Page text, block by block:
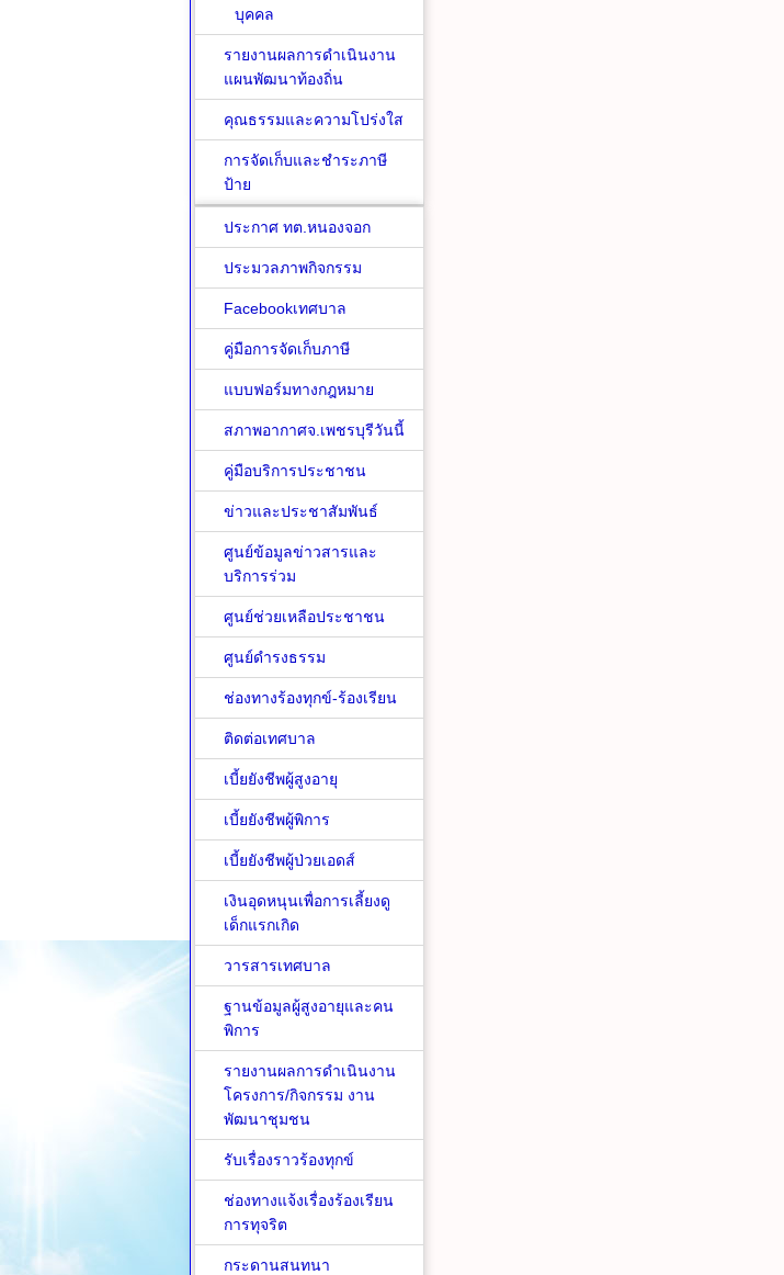
บุคคล
รายงานผลการดำเนินงาน
แผนพัฒนาท้องถิ่น
คุณธรรมและความโปร่งใส
การจัดเก็บและชำระภาษี
ป้าย
ประกาศ ทต.หนองจอก
ประมวลภาพกิจกรรม
Facebookเทศบาล
คู่มือการจัดเก็บภาษี
แบบฟอร์มทางกฎหมาย
สภาพอากาศจ.เพชรบุรีวันนี้
คู่มือบริการประชาชน
ข่าวและประชาสัมพันธ์
ศูนย์ข้อมูลข่าวสารและ
บริการร่วม
ศูนย์ช่วยเหลือประชาชน
ศูนย์ดำรงธรรม
ช่องทางร้องทุกข์-ร้องเรียน
ติดต่อเทศบาล
เบี้ยยังชีพผู้สูงอายุ
เบี้ยยังชีพผู้พิการ
เบี้ยยังชีพผู้ป่วยเอดส์
เงินอุดหนุนเพื่อการเลี้ยงดู
เด็กแรกเกิด
วารสารเทศบาล
ฐานข้อมูลผู้สูงอายุและคน
พิการ
รายงานผลการดำเนินงาน
โครงการ/กิจกรรม งาน
พัฒนาชุมชน
รับเรื่องราวร้องทุกข์
ช่องทางแจ้งเรื่องร้องเรียน
การทุจริต
กระดานสนทนา